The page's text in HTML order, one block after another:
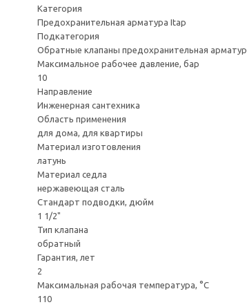
Категория
Предохранительная арматура Itap
Подкатегория
Обратные клапаны предохранительная
Максимальное рабочее давление, бар
10
Направление
Инженерная сантехника
Область применения
для дома, для квартиры
Материал изготовления
латунь
Материал седла
нержавеющая сталь
Стандарт подводки, дюйм
1 1/2"
Тип клапана
обратный
Гарантия, лет
2
Максимальная рабочая температура, °С
110